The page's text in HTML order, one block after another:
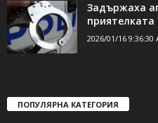
Задържаха
приятелката
2026/01/16 9:36:30
ПОПУЛЯРНА КАТЕГОРИЯ